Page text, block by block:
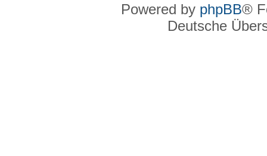
Powered by phpBB®
Deutsche